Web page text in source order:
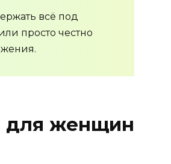
всё под
просто честно
для женщин